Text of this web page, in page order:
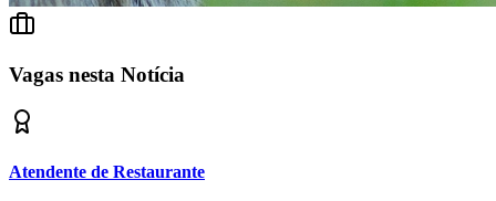
Vagas nesta Notícia
Atendente de Restaurante